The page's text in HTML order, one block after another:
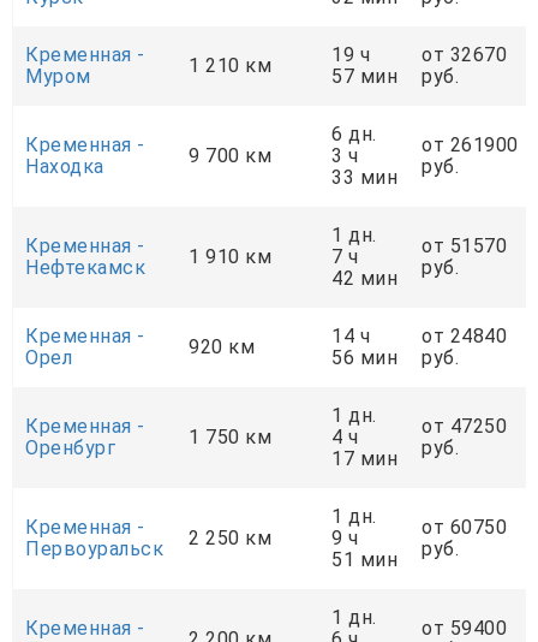
Кременная -
Муром
1 210 км
19 ч
57 мин
от 32670
руб.
Кременная -
Находка
9 700 км
6 дн.
3 ч
33 мин
от 261900
руб.
Кременная -
Нефтекамск
1 910 км
1 дн.
7 ч
42 мин
от 51570
руб.
Кременная -
Орел
920 км
14 ч
56 мин
от 24840
руб.
Кременная -
Оренбург
1 750 км
1 дн.
4 ч
17 мин
от 47250
руб.
Кременная -
Первоуральск
2 250 км
1 дн.
9 ч
51 мин
от 60750
руб.
Кременная -
1 дн.
от 59400